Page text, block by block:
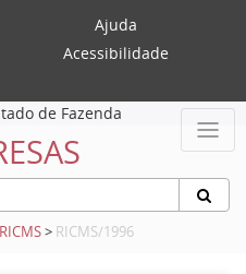
Ajuda
Acessibilidade
de Fazenda
RICMS> RICMS/1996